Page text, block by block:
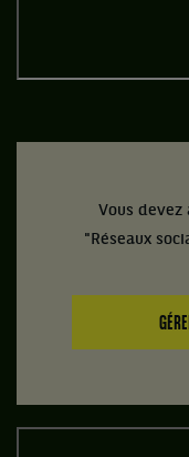
Vous devez
"Réseaux